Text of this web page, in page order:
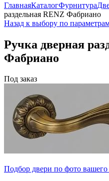
ГлавнаяКаталогФурнитура
раздельная RENZ Фабриано
Назад к выбору по
Ручка дверная
Фабриано
Под заказ
Подбор двери по фото вашего